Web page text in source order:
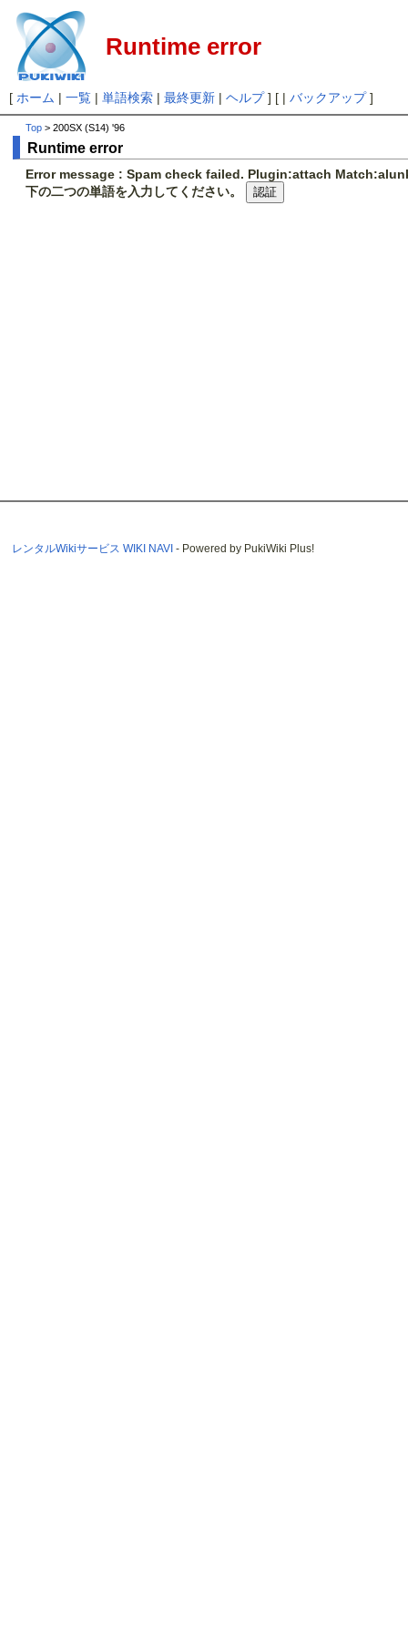
Runtime error
[ ホーム | 一覧| 単語検索| 最終更新| ヘルプ] [ | バックアップ]
Top > 200SX (S14) '96
Runtime error
Error message : Spam check failed. Plugin:attach
下の二つの単語を入力してください。
レンタルWikiサービス WIKI NAVI - Powered by PukiWiki Plus!